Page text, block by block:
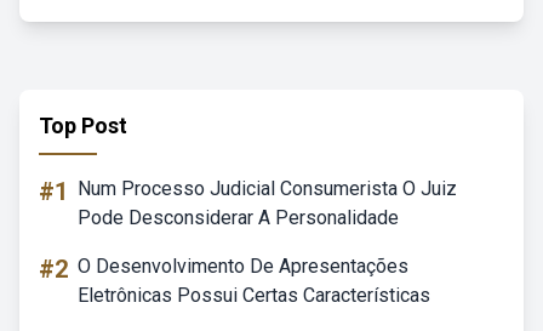
Top Post
#1
Num Processo Judicial Consumerista O Juiz
Pode Desconsiderar A Personalidade
#2 O Desenvolvimento De Apresentações
Eletrônicas Possui Certas Características